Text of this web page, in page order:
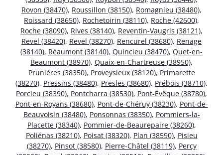
Rovon (38470), Roussillon (38150), Romagnieu (38480),
Roissard (38650), Rochetoirin (38110), Roche (42600),
Roche (38090), Rives (38140), Reventin-Vaugris (38121),
Revel (38420), Revel (38270), Rencurel (38680), Renage
(38140), Réaumont (38140), Quincieu (38470), Quet-en-
Beaumont (38970), Quaix-en-Chartreuse (38950),
Prunières (38350), Proveysieux (38120), Primarette
(38270), Pressins (38480), Presles (38680), Prébois (38710),
Porcieu (38390), Pontcharra (38530), Pont-Évêque (38780),
Pont-en-Royans (38680), Pont-de-Chéruy (38230), Pont-de-
Beauvoisin (38480), Ponsonnas (38350), Pommiers-la-
Placette (38340), Pommier-de-Beaurepaire (38260),
Poliénas (38210), Poisat (38320), Plan (38590), Pisieu
(38270), Pinsot (38580), Pierre-Châtel (38119), Percy